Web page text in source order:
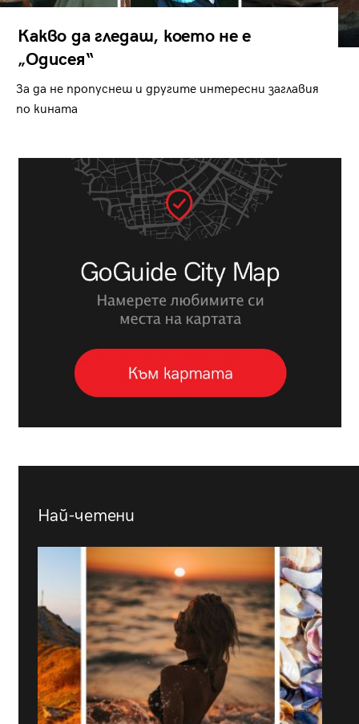
Какво да гледаш, което не е
„Одисея“
За да не пропуснеш и другите интересни заглавия
по кината
Най-четени